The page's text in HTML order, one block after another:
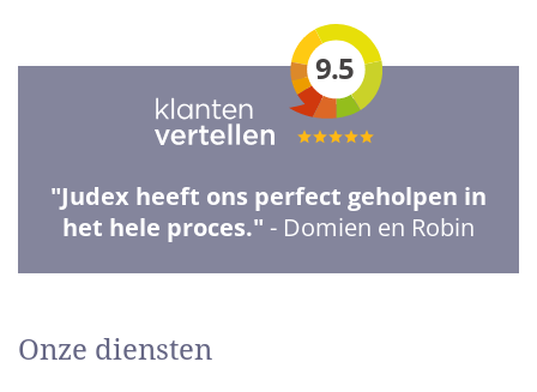
9.5
Totale
waardering:
5
5
"Judex heeft ons perfect geholpen in
het hele proces." - Domien en Robin
Onze diensten